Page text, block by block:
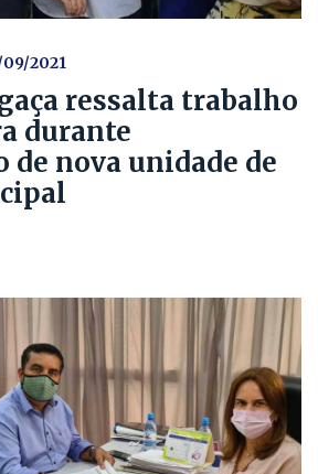
09/2021
ressalta trabalho
durante
de nova unidade de